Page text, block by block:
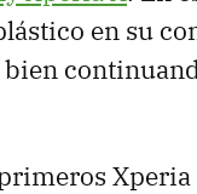
en su